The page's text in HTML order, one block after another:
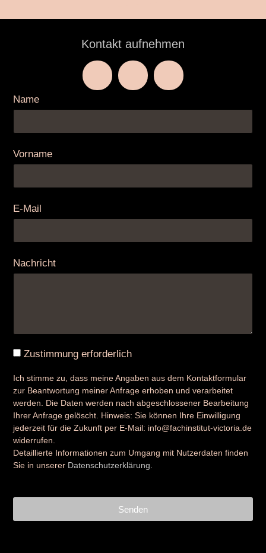
Kontakt aufnehmen
Name
Vorname
E-Mail
Nachricht
Zustimmung erforderlich
Ich stimme zu, dass meine Angaben aus dem Kontaktformular
zur Beantwortung meiner Anfrage erhoben und verarbeitet
werden. Die Daten werden nach abgeschlossener Bearbeitung
Ihrer Anfrage gelöscht. Hinweis: Sie können Ihre Einwilligung
jederzeit für die Zukunft per E-Mail: info@fachinstitut-victoria.de
widerrufen.
Detaillierte Informationen zum Umgang mit Nutzerdaten finden
Sie in unserer Datenschutzerklärung
Senden